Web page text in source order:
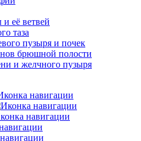
её ветвей
таза
пузыря и почек
брюшной полости
и желчного пузыря